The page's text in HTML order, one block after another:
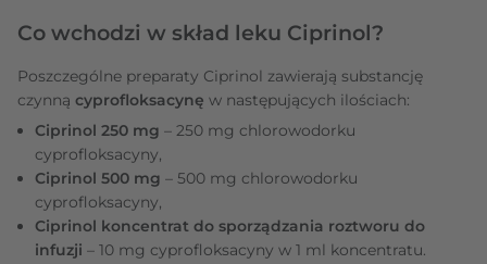
Co wchodzi w skład leku Ciprinol?
Poszczególne preparaty Ciprinol zawierają substancję
czynną cyprofloksacynę w następujących ilościach:
Ciprinol 250 mg – 250 mg chlorowodorku
cyprofloksacyny,
Ciprinol 500 mg – 500 mg chlorowodorku
cyprofloksacyny,
Ciprinol koncentrat do sporządzania roztworu do
infuzji – 10 mg cyprofloksacyny w 1 ml koncentratu.